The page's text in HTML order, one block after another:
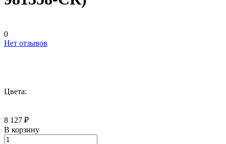
0
Нет отзывов
Цвета:
8 127 ₽
В корзину